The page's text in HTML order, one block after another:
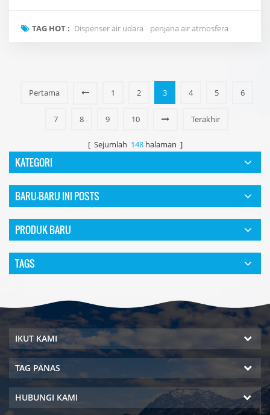
kepada pelbagai bahagian badan termasuk buah pinggang,
TAG HOT : Dispenser air udara penjana air atmosfera
Pertama 1 2 3 4 5 6
7 8 9 10 Terakhir
[ Sejumlah 148halaman ]
KATEGORI
BARU-BARU INI POSTS
PRODUK BARU
TAGS
IKUT KAMI
TAG PANAS
HUBUNGI KAMI